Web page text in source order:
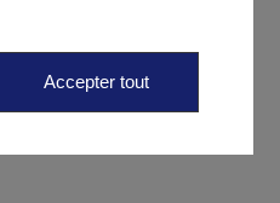
Accepter tout